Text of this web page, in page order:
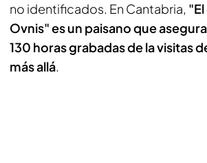
no identificados. En Cantabria,
Ovnis" es un paisano que
130 horas grabadas de la visitas
más allá.